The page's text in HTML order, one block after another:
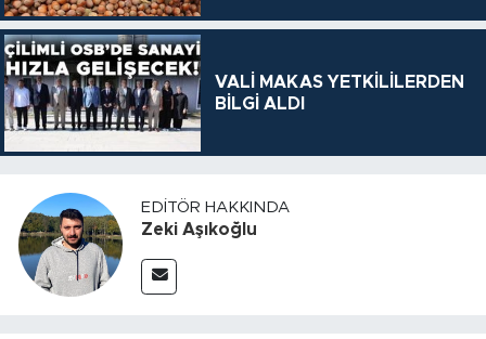
VALİ MAKAS YETKİLİLERDEN
BİLGİ ALDI
EDITÖR HAKKINDA
Zeki Aşıkoğlu